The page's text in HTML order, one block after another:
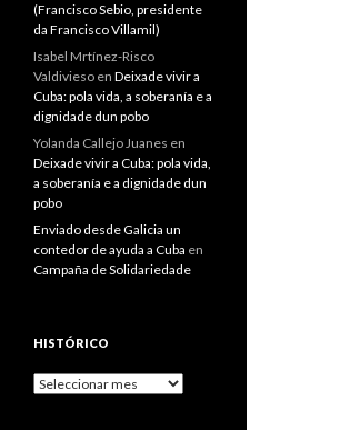
(Francisco Sebio, presidente
da Francisco Villamil)
Isabel Mrtínez-Risco
Valdivieso en Deixade vivir a
Cuba: pola vida, a soberanía e a
dignidade dun pobo
Yolanda Callejo Juanes en
Deixade vivir a Cuba: pola vida,
a soberanía e a dignidade dun
pobo
Enviado desde Galicia un
contedor de ayuda a Cuba en
Campaña de Solidariedade
HISTÓRICO
Histórico